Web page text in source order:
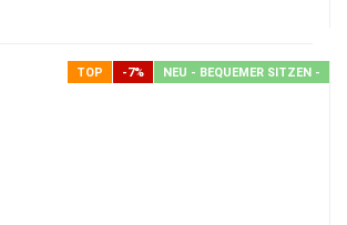
TOP -7% NEU - BEQUEMER SITZEN -